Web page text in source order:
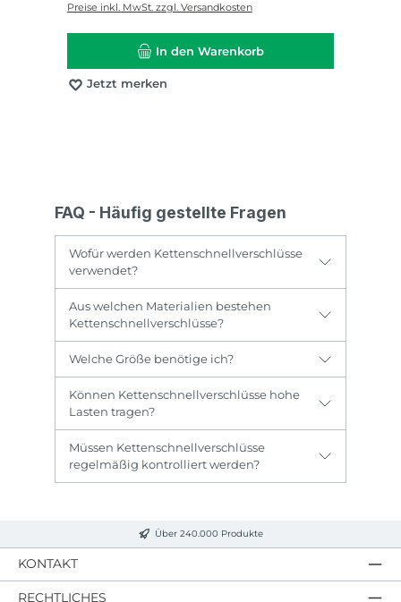
Preise inkl. MwSt. zzgl. Versandkosten
In den Warenkorb
Jetzt merken
FAQ - Häufig gestellte Fragen
Wofür werden Kettenschnellverschlüsse
verwendet?
Aus welchen Materialien bestehen
Kettenschnellverschlüsse?
Welche Größe benötige ich?
Können Kettenschnellverschlüsse hohe
Lasten tragen?
Müssen Kettenschnellverschlüsse
regelmäßig kontrolliert werden?
Über 240.000 Produkte
KONTAKT
RECHTLICHES